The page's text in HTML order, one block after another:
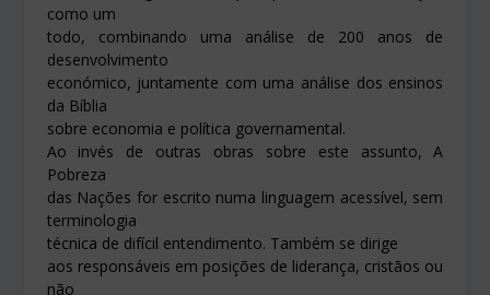
como um
todo, combinando uma análise de 200 anos de
desenvolvimento
económico, juntamente com uma análise dos ensinos
da Bíblia
sobre economia e política governamental.
Ao invés de outras obras sobre este assunto, A
Pobreza
das Nações for escrito numa linguagem acessível, sem
terminologia
técnica de difícil entendimento. Também se dirige
aos responsáveis em posições de liderança, cristãos ou
não